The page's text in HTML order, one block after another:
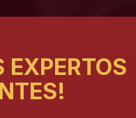
EXPERTOS